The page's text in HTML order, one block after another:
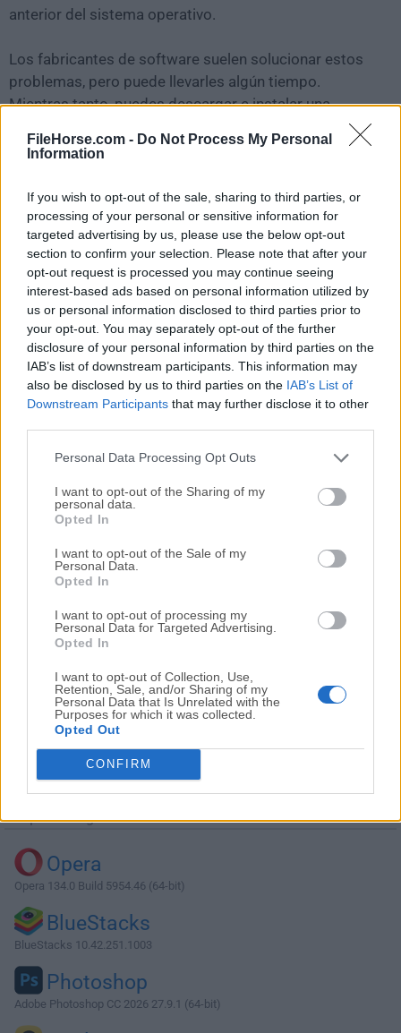
FileHorse.com - Do Not Process My Personal
Information
If you wish to opt-out of the sale, sharing to third parties, or
processing of your personal or sensitive information for
targeted advertising by us, please use the below opt-out
section to confirm your selection. Please note that after your
opt-out request is processed you may continue seeing
interest-based ads based on personal information utilized by
us or personal information disclosed to third parties prior to
your opt-out. You may separately opt-out of the further
disclosure of your personal information by third parties on the
IAB’s list of downstream participants. This information may
also be disclosed by us to third parties on the IAB’s List of
Downstream Participants that may further disclose it to other
Personal Data Processing Opt Outs
I want to opt-out of the Sharing of my
personal data.
Opted In
I want to opt-out of the Sale of my
Personal Data.
Opted In
I want to opt-out of processing my
Personal Data for Targeted Advertising.
Opted In
I want to opt-out of Collection, Use,
Retention, Sale, and/or Sharing of my
Personal Data that Is Unrelated with the
Purposes for which it was collected.
Opted Out
CONFIRM
anterior del sistema operativo.
Los fabricantes de software suelen solucionar estos
problemas, pero puede llevarles algún tiempo.
Mientras tanto, puedes descargar e instalar una
reciente de Armoury Crateo leer nuestra reseña,
simplemente hazclic aquí .
Todas las versiones antiguas distribuidas en nuestro
sitio web son completamente libres de virus y están
disponibles para su descarga sin costo alguno.
Nos encantaría saber de ti
Si tienes alguna pregunta o idea que desees compartir
Descargar Aura Sync Utility 1.07.84
¿Por qué se publica esta aplicación en Filehorse? (
información)
Top Descargas
Opera
Opera 134.0 Build 5954.46 (64-bit)
BlueStacks
BlueStacks 10.42.251.1003
Photoshop
Adobe Photoshop CC 2026 27.9.1 (64-bit)